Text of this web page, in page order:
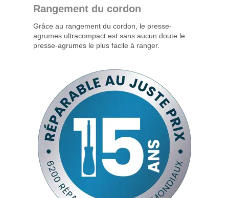
Rangement du cordon
Grâce au rangement du cordon, le presse-
agrumes ultracompact est sans aucun doute le
presse-agrumes le plus facile à ranger.